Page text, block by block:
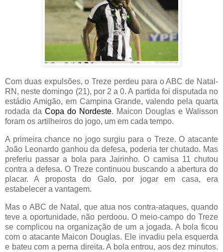
Com duas expulsões, o Treze perdeu para o ABC de Natal-
RN, neste domingo (21), por 2 a 0. A partida foi disputada no
estádio Amigão, em Campina Grande, valendo pela quarta
rodada da Copa do Nordeste. Maicon Douglas e Walisson
foram os artilheiros do jogo, um em cada tempo.
A primeira chance no jogo surgiu para o Treze. O atacante
João Leonardo ganhou da defesa, poderia ter chutado. Mas
preferiu passar a bola para Jairinho. O camisa 11 chutou
contra a defesa. O Treze continuou buscando a abertura do
placar. A proposta do Galo, por jogar em casa, era
estabelecer a vantagem.
Mas o ABC de Natal, que atua nos contra-ataques, quando
teve a oportunidade, não perdoou. O meio-campo do Treze
se complicou na organização de um a jogada. A bola ficou
com o atacante Maicon Douglas. Ele invadiu pela esquerda
e bateu com a perna direita. A bola entrou, aos dez minutos.